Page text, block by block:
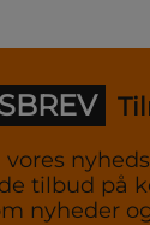
tilbud på
nyheder